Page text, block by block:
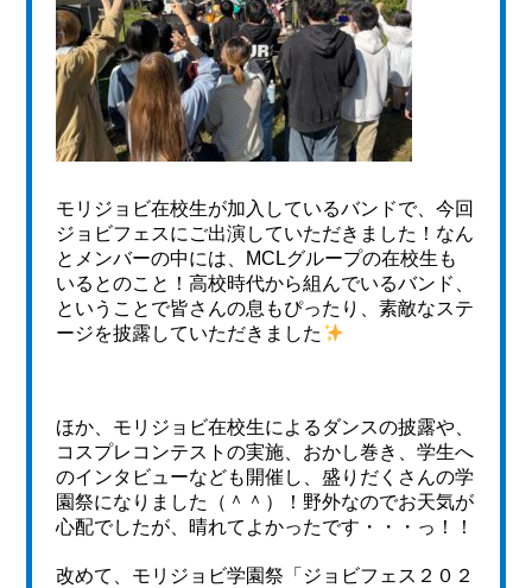
モリジョビ在校生が加入しているバンドで、今回
ジョビフェスにご出演していただきました！なん
とメンバーの中には、MCLグループの在校生も
いるとのこと！高校時代から組んでいるバンド、
ということで皆さんの息もぴったり、素敵なステ
ージを披露していただきました
ほか、モリジョビ在校生によるダンスの披露や、
コスプレコンテストの実施、おかし巻き、学生へ
のインタビューなども開催し、盛りだくさんの学
園祭になりました（＾＾）！野外なのでお天気が
心配でしたが、晴れてよかったです・・・っ！！
改めて、モリジョビ学園祭「ジョビフェス２０２